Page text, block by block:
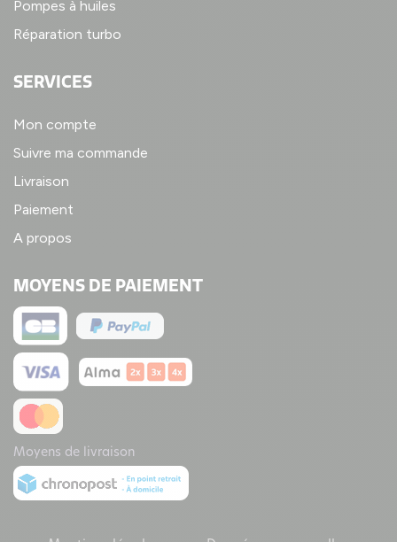
Pompes à huiles
Réparation turbo
SERVICES
Mon compte
Suivre ma commande
Livraison
Paiement
A propos
MOYENS DE PAIEMENT
Moyens de livraison